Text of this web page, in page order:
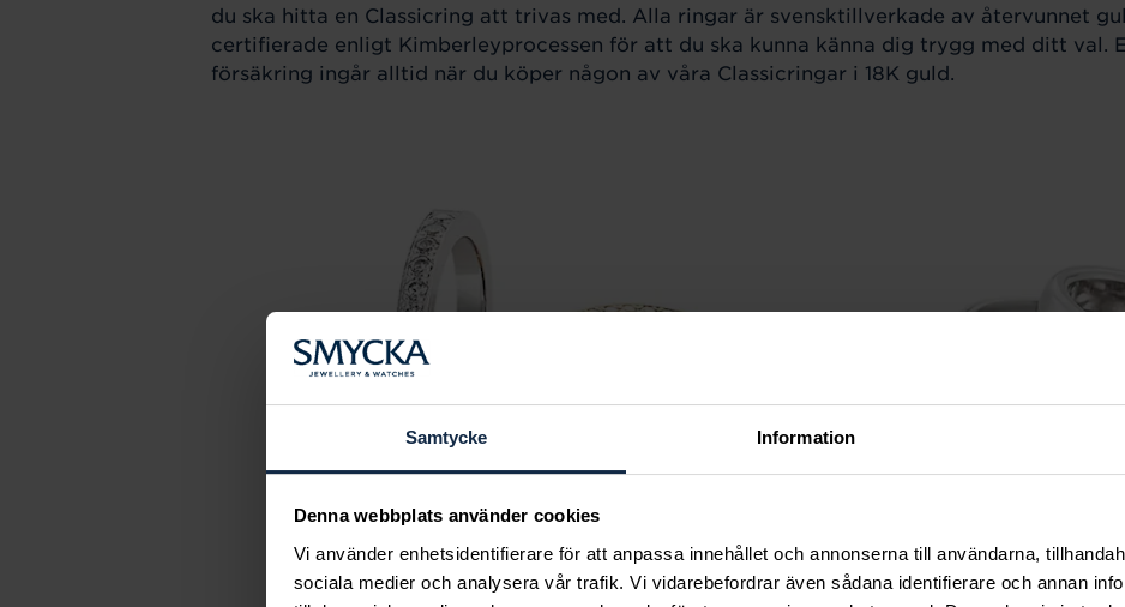
Samtycke Information
Denna webbplats använder cookies
Vi använder enhetsidentifierare för att anpassa innehållet och annonserna till användarna,
sociala medier och analysera vår trafik. Vi vidarebefordrar även sådana identifierare och annan
du ska hitta en Classicring att trivas med. Alla ringar är svensktillverkade av återvunnet
certifierade enligt Kimberleyprocessen för att du ska kunna känna dig trygg med ditt val.
försäkring ingår alltid när du köper någon av våra Classicringar i 18K guld.